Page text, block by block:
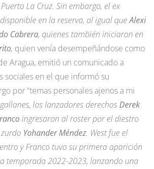
La Cruz. Sin embargo, el ex
en la reserva, al igual queAlexi
Cabrera, quienes también iniciaron en
, quien venía desempeñándose como
Aragua, emitió un comunicado a
sociales en el que informó su
por “temas personales ajenos a mi
los lanzadores derechosDerek
ingresaron al roster por el diestro
Yohander Méndez. West fue el
y Franco tuvo su primera aparición
temporada 2022-2023, lanzando una